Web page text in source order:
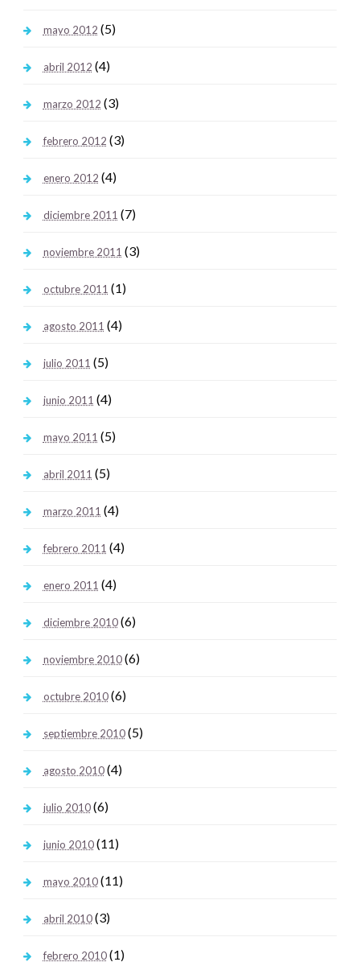
mayo 2012 (5)
abril 2012 (4)
marzo 2012 (3)
febrero 2012 (3)
enero 2012 (4)
diciembre 2011 (7)
noviembre 2011 (3)
octubre 2011 (1)
agosto 2011 (4)
julio 2011 (5)
junio 2011 (4)
mayo 2011 (5)
abril 2011 (5)
marzo 2011 (4)
febrero 2011 (4)
enero 2011 (4)
diciembre 2010(6)
noviembre 2010(6)
octubre 2010(6)
septiembre 2010(5)
agosto 2010(4)
julio 2010(6)
junio 2010(11)
mayo 2010(11)
abril 2010(3)
febrero 2010(1)